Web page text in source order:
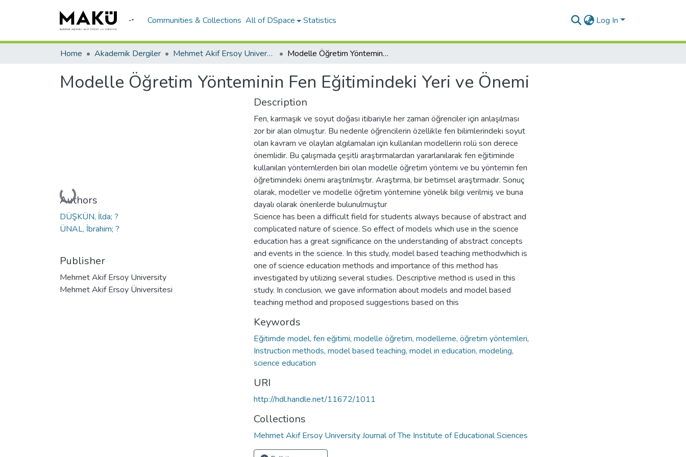
Communities & Collections All of DSpace Statistics Log In
Home Akademik Dergiler Mehmet Akif Ersoy University Journal of The Institute of Educational Sciences Modelle Öğretim Yönteminin Fen Eğitimindeki Yeri ve Önemi
Modelle Öğretim Yönteminin Fen Eğitimindeki Yeri ve Önemi
Loading...
Authors
DÜŞKÜN, İlda; ?
ÜNAL, İbrahim; ?
Publisher
Mehmet Akif Ersoy University
Mehmet Akif Ersoy Üniversitesi
Description
Fen, karmaşık ve soyut doğası itibariyle her zaman öğrenciler için anlaşılması
zor bir alan olmuştur. Bu nedenle öğrencilerin özellikle fen bilimlerindeki soyut
olan kavram ve olayları algılamaları için kullanılan modellerin rolü son derece
önemlidir. Bu çalışmada çeşitli araştırmalardan yararlanılarak fen eğitiminde
kullanılan yöntemlerden biri olan modelle öğretim yöntemi ve bu yöntemin fen
öğretimindeki önemi araştırılmıştır. Araştırma, bir betimsel araştırmadır. Sonuç
olarak, modeller ve modelle öğretim yöntemine yönelik bilgi verilmiş ve buna
dayalı olarak önerilerde bulunulmuştur
Science has been a difficult field for students always because of abstract and
complicated nature of science. So effect of models which use in the science
education has a great significance on the understanding of abstract concepts
and events in the science. In this study, model based teaching methodwhich is
one of science education methods and importance of this method has
investigated by utilizing several studies. Descriptive method is used in this
study. In conclusion, we gave information about models and model based
teaching method and proposed suggestions based on this
Keywords
Eğitimde model, fen eğitimi, modelle öğretim, modelleme, öğretim yöntemleri,
Instruction methods, model based teaching, model in education, modeling,
science education
URI
http://hdl.handle.net/11672/1011
Collections
Mehmet Akif Ersoy University Journal of The Institute of Educational Sciences